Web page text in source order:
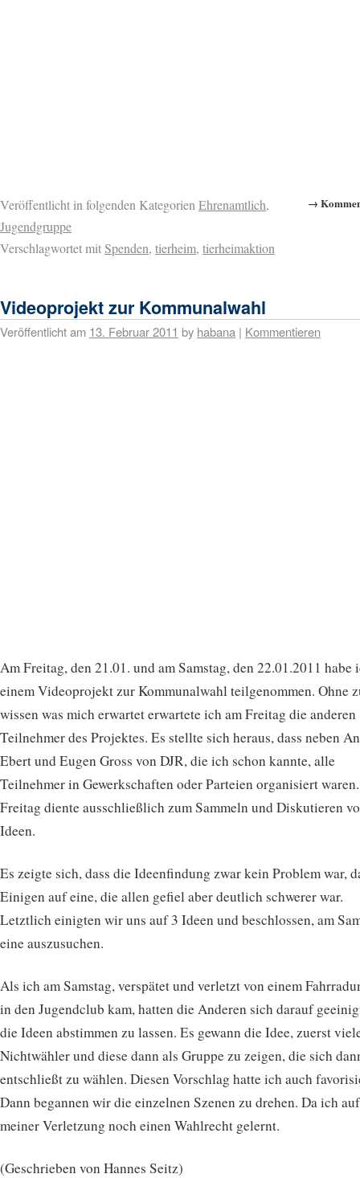
→
Veröffentlicht in folgenden KategorienEhrenamtlich,
Jugendgruppe
Verschlagwortet mitSpenden, tierheim, tierheimaktion
Videoprojekt zur Kommunalwahl
Veröffentlicht am 13. Februar 2011 by habana | Kommentieren
Am Freitag, den 21.01. und am Samstag, den 22.01.2011 habe
einem Videoprojekt zur Kommunalwahl teilgenommen. Ohne
wissen was mich erwartet erwartete ich am Freitag die anderen
Teilnehmer des Projektes. Es stellte sich heraus, dass neben
Ebert und Eugen Gross von DJR, die ich schon kannte, alle
Teilnehmer in Gewerkschaften oder Parteien organisiert
Freitag diente ausschließlich zum Sammeln und Diskutieren
Ideen.
Es zeigte sich, dass die Ideenfindung zwar kein Problem war,
Einigen auf eine, die allen gefiel aber deutlich schwerer war.
Letztlich einigten wir uns auf 3 Ideen und beschlossen, am
eine auszusuchen.
Als ich am Samstag, verspätet und verletzt von einem
in den Jugendclub kam, hatten die Anderen sich darauf
die Ideen abstimmen zu lassen. Es gewann die Idee, zuerst
Nichtwähler und diese dann als Gruppe zu zeigen, die sich
entschließt zu wählen. Diesen Vorschlag hatte ich auch
Dann begannen wir die einzelnen Szenen zu drehen. Da ich
meiner Verletzung noch einen Wahlrecht gelernt.
(Geschrieben von Hannes Seitz)